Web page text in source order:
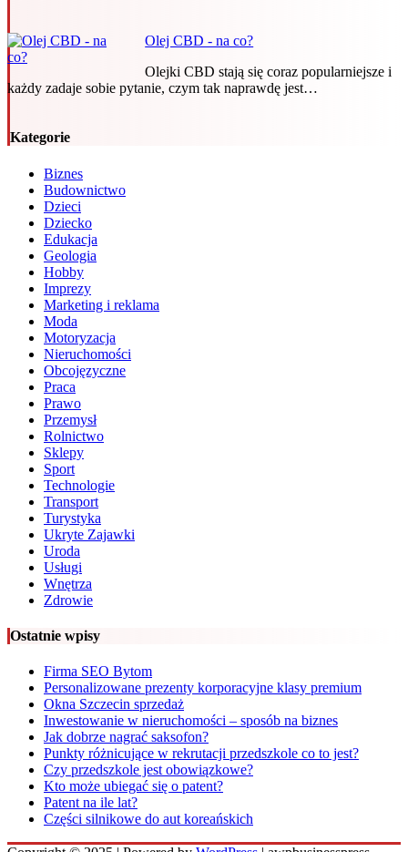
Olej CBD - na co?
Olejki CBD stają się coraz popularniejsze i
każdy zadaje sobie pytanie, czym tak naprawdę jest…
Kategorie
Biznes
Budownictwo
Dzieci
Dziecko
Edukacja
Geologia
Hobby
Imprezy
Marketing i reklama
Moda
Motoryzacja
Nieruchomości
Obcojęzyczne
Praca
Prawo
Przemysł
Rolnictwo
Sklepy
Sport
Technologie
Transport
Turystyka
Ukryte Zajawki
Uroda
Usługi
Wnętrza
Zdrowie
Ostatnie wpisy
Firma SEO Bytom
Personalizowane prezenty korporacyjne klasy premium
Okna Szczecin sprzedaż
Inwestowanie w nieruchomości – sposób na biznes
Jak dobrze nagrać saksofon?
Punkty różnicujące w rekrutacji przedszkole co to jest?
Czy przedszkole jest obowiązkowe?
Kto może ubiegać się o patent?
Patent na ile lat?
Części silnikowe do aut koreańskich